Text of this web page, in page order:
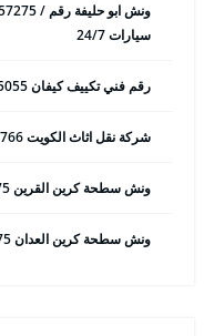
سيارات 24/7
رقم فني تكييف كيفان 98025055 فني تكييف مركزي 24 ساعة
شركة نقل اثاث الكويت 50993766 هاف لوري وانيت نقل عفش
ونش سطحة كرين القرين 65557275 ونش سحب وانقاذ سيارات
ونش سطحة كرين العدان 65557275 ونش سحب وانقاذ سيارات